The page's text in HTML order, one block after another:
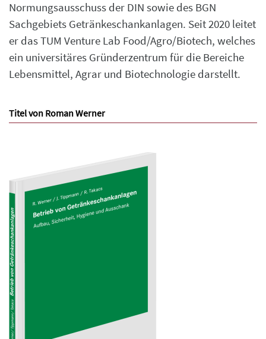
Normungsausschuss der DIN sowie des BGN
Sachgebiets Getränkeschankanlagen. Seit 2020 leitet
er das TUM Venture Lab Food/Agro/Biotech, welches
ein universitäres Gründerzentrum für die Bereiche
Lebensmittel, Agrar und Biotechnologie darstellt.
Titel von Roman Werner